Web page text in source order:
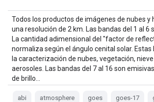
Todos los productos de imágenes de nubes y
una resolución de 2 km. Las bandas del 1 al 6
La cantidad adimensional del "factor de
normaliza según el ángulo cenital solar.
la caracterización de nubes, vegetación,
aerosoles. Las bandas del 7 al 16 son
de brillo…
abi atmosphere goes goes-17